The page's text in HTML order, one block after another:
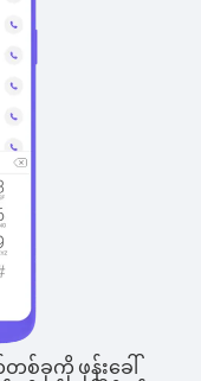
စ်ခုကို ဖုန်းခေါ်